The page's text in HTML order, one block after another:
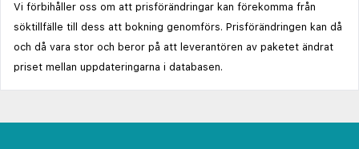
Vi förbihåller oss om att prisförändringar kan förekomma från
söktillfälle till dess att bokning genomförs. Prisförändringen kan då
och då vara stor och beror på att leverantören av paketet ändrat
priset mellan uppdateringarna i databasen.